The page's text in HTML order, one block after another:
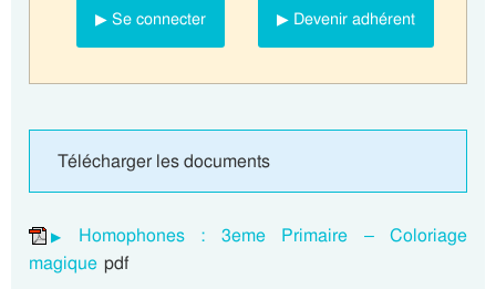
▶ Se connecter ▶ Devenir adhérent
Télécharger les documents
Homophones : 3eme Primaire – Coloriage
magique pdf